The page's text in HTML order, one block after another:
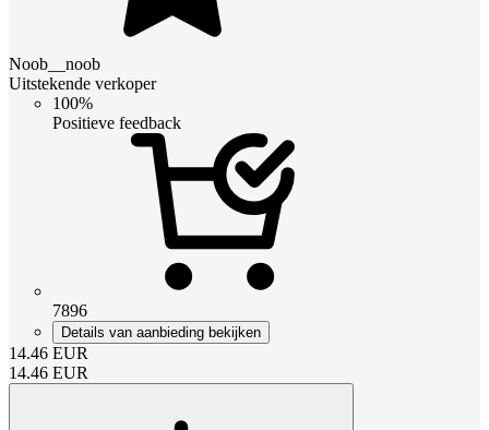
Noob__noob
Uitstekende verkoper
100%
Positieve feedback
7896
Details van aanbieding bekijken
14.46 EUR
14.46 EUR